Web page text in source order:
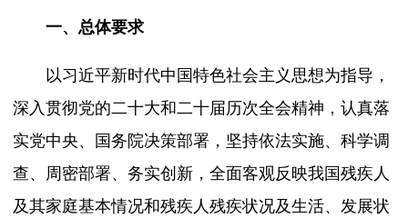
一、总体要求
以习近平新时代中国特色社会主义思想为指导，
深入贯彻党的二十大和二十届历次全会精神，认真落
实党中央、国务院决策部署，坚持依法实施、科学调
查、周密部署、务实创新，全面客观反映我国残疾人
及其家庭基本情况和残疾人残疾状况及生活、发展状